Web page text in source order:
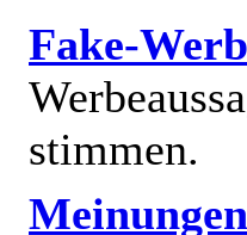
Fake-
stimmen.